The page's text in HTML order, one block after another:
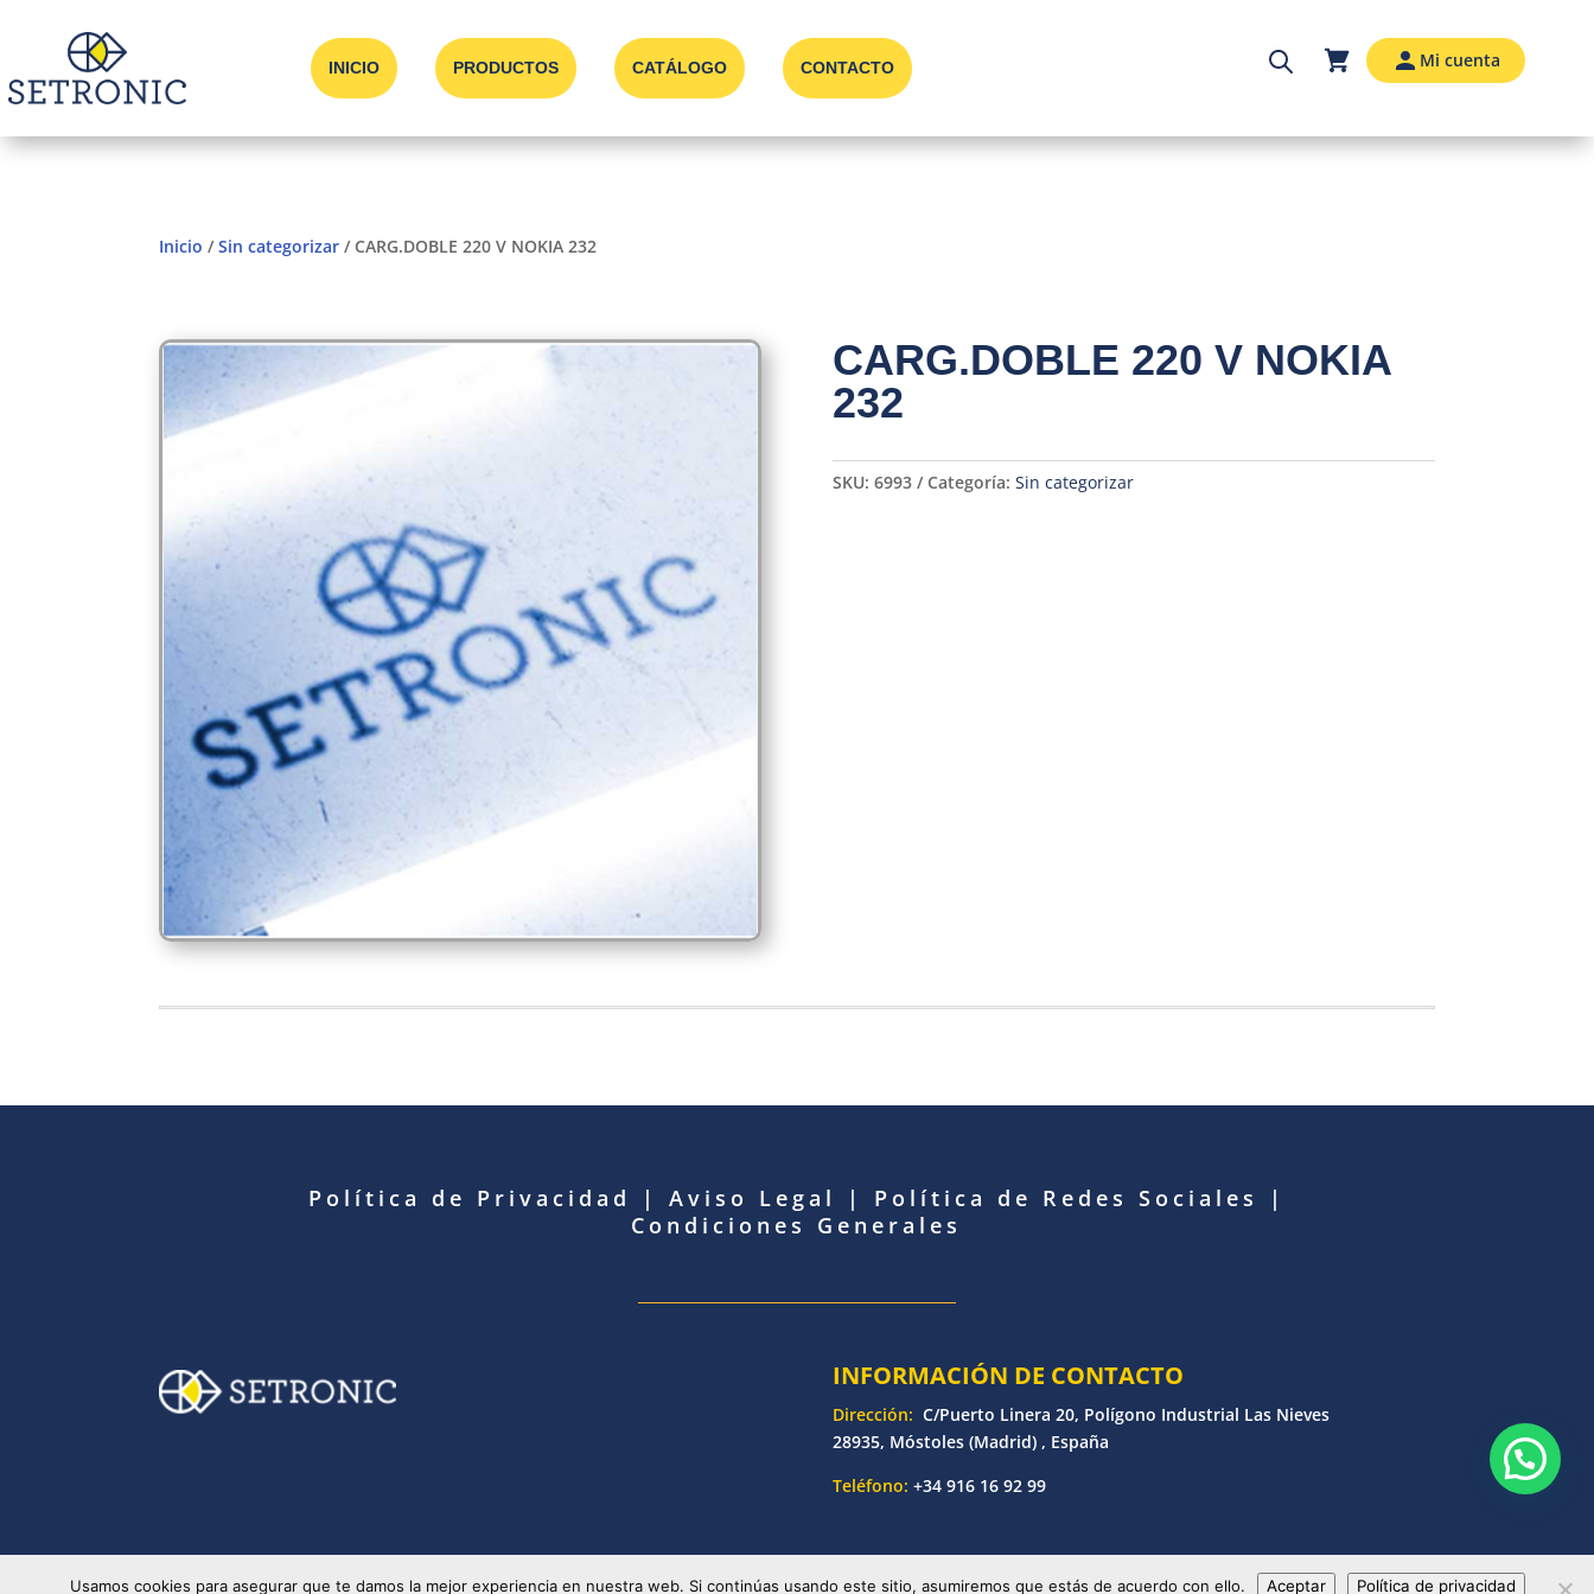
INICIO PRODUCTOS CATÁLOGO CONTACTO Mi cuenta
Inicio /Sin categorizar / CARG.DOBLE 220 V NOKIA 232
CARG.DOBLE 220 V NOKIA
232
SKU: 6993 Categoría: Sin categorizar
Política de Privacidad | Aviso Legal | Política de Redes Sociales
|
Condiciones Generales
INFORMACIÓN DE CONTACTO
Dirección: C/Puerto Linera 20, Polígono Industrial Las Nieves
28935, Móstoles (Madrid) , España
Teléfono: +34 916 16 92 99
© Copyright 2025 Setronic | Desarrollado por Bankoi Software Factory | Todos los derechos reservados
Usamos cookies para asegurar que te damos la mejor experiencia en nuestra web. Si continúas usando este sitio, asumiremos que estás de acuerdo con ello. Aceptar Política de privacidad